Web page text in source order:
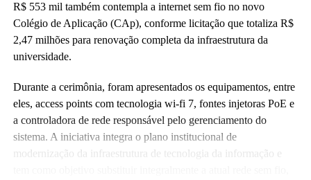
R$ 553 mil também contempla a internet sem fio no novo
Colégio de Aplicação (CAp), conforme licitação que totaliza R$
2,47 milhões para renovação completa da infraestrutura da
universidade.
Durante a cerimônia, foram apresentados os equipamentos, entre
eles, access points com tecnologia wi-fi 7, fontes injetoras PoE e
a controladora de rede responsável pelo gerenciamento do
sistema. A iniciativa integra o plano institucional de
modernização da infraestrutura de tecnologia da informação e